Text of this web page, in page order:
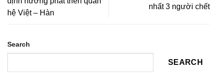
hệ Việt – Hàn
nhất 3 người chết
Search
SEARCH